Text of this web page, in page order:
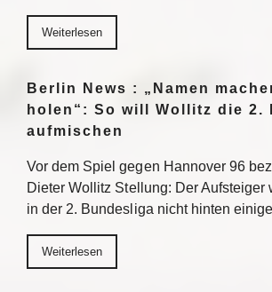
Weiterlesen
Berlin News : „Namen
holen“: So will Wollitz die 2.
aufmischen
Vor dem Spiel gegen Hannover 96
Dieter Wollitz Stellung: Der Aufsteiger
in der 2. Bundesliga nicht hinten
Weiterlesen